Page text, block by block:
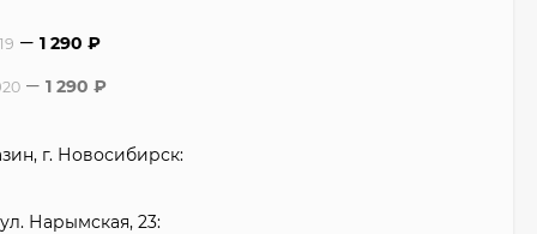
1 290₽
1 290₽
г. Новосибирск:
Нарымская, 23: